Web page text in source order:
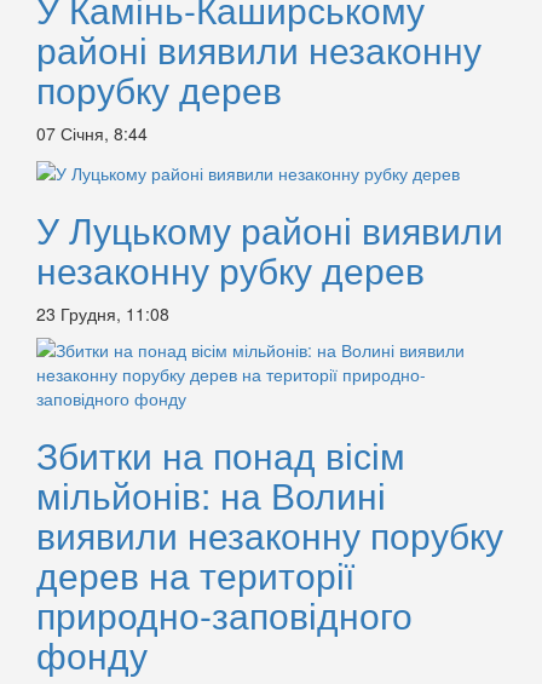
районі виявили незаконну
порубку дерев
07 Січня, 8:44
У Луцькому районі виявили
незаконну рубку дерев
23 Грудня, 11:08
Збитки на понад вісім
мільйонів: на Волині
виявили незаконну порубку
дерев на території
природно-заповідного
фонду